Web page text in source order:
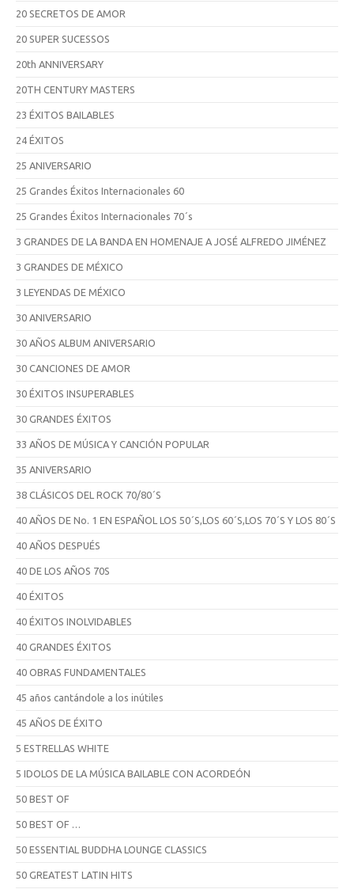
20 SECRETOS DE AMOR
20 SUPER SUCESSOS
20th ANNIVERSARY
20TH CENTURY MASTERS
23 ÉXITOS BAILABLES
24 ÉXITOS
25 ANIVERSARIO
25 Grandes Éxitos Internacionales 60
25 Grandes Éxitos Internacionales 70´s
3 GRANDES DE LA BANDA EN HOMENAJE A JOSÉ ALFREDO JIMÉNEZ
3 GRANDES DE MÉXICO
3 LEYENDAS DE MÉXICO
30 ANIVERSARIO
30 AÑOS ALBUM ANIVERSARIO
30 CANCIONES DE AMOR
30 ÉXITOS INSUPERABLES
30 GRANDES ÉXITOS
33 AÑOS DE MÚSICA Y CANCIÓN POPULAR
35 ANIVERSARIO
38 CLÁSICOS DEL ROCK 70/80´S
40 AÑOS DE No. 1 EN ESPAÑOL LOS 50´S,LOS 60´S,LOS 70´S Y LOS 80´S
40 AÑOS DESPUÉS
40 DE LOS AÑOS 70S
40 ÉXITOS
40 ÉXITOS INOLVIDABLES
40 GRANDES ÉXITOS
40 OBRAS FUNDAMENTALES
45 años cantándole a los inútiles
45 AÑOS DE ÉXITO
5 ESTRELLAS WHITE
5 IDOLOS DE LA MÚSICA BAILABLE CON ACORDEÓN
50 BEST OF
50 BEST OF …
50 ESSENTIAL BUDDHA LOUNGE CLASSICS
50 GREATEST LATIN HITS